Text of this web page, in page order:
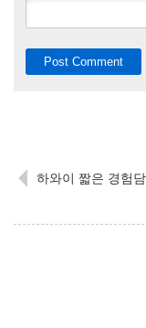
하와이 짧은 경험